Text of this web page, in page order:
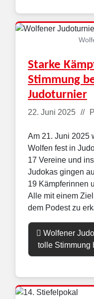
Starke
Stimmung
Judoturnier
Details
22. Juni 2025
Am 21. Juni 2025
Wolfen fest in
17 Vereine und
Judokas gingen
19 Kämpferinnen
Alle mit einem
dem Podest zu
Wolfener
tolle Stimmung